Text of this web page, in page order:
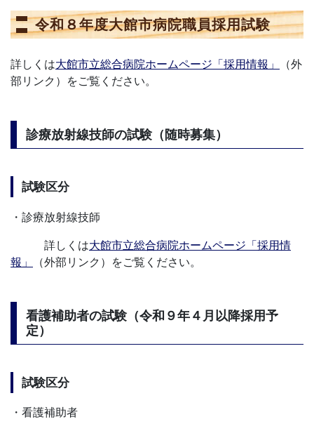
令和８年度大館市病院職員採用試験
詳しくは大館市立総合病院ホームページ「採用情報」
（外
部リンク）をご覧ください。
診療放射線技師の試験（随時募集）
試験区分
・診療放射線技師
詳しくは大館市立総合病院ホームページ「採用情
報」
（外部リンク）をご覧ください。
看護補助者の試験（令和９年４月以降採用予
定）
試験区分
・看護補助者